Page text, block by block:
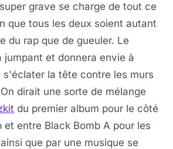
grave se charge de tout ce
que tous les deux soient autant
du rap que de gueuler. Le
jumpant et donnera envie à
s'éclater la tête contre les murs
dirait une sorte de mélange
du premier album pour le côté
et entre Black Bomb A pour les
que par une musique se